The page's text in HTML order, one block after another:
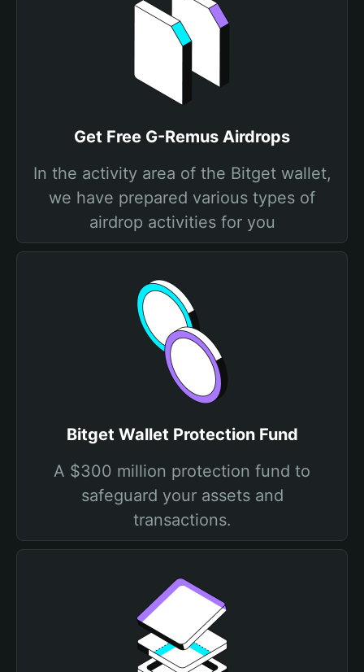
Get Free G-Remus Airdrops
In the activity area of the Bitget wallet,
we have prepared various types of
airdrop activities for you
Bitget Wallet Protection Fund
A $300 million protection fund to
safeguard your assets and
transactions.